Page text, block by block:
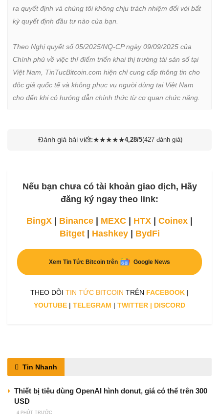
ra quyết định và chúng tôi không chịu trách nhiệm đối với bất
kỳ quyết định đầu tư nào của bạn.
Theo Nghị quyết số 05/2025/NQ-CP ngày 09/09/2025 của
Chính phủ về việc thí điểm triển khai thị trường tài sản số tại
Việt Nam, TinTucBitcoin.com hiện chỉ cung cấp thông tin cho
độc giả quốc tế và không phục vụ người dùng tại Việt Nam
cho đến khi có hướng dẫn chính thức từ cơ quan chức năng.
Đánh giá bài viết:★★★★★4,28/5(427 đánh giá)
Nếu bạn chưa có tài khoản giao dịch, Hãy
đăng ký ngay theo link:
BingX | Binance | MEXC | HTX | Coinex |
Bitget| Hashkey| BydFi
Xem Tin Tức Bitcoin trên Google News
THEO DÕI TIN TỨC BITCOIN TRÊN FACEBOOK |
YOUTUBE | TELEGRAM | TWITTER | DISCORD
Tin Nhanh
Thiết bị tiêu dùng OpenAI hình donut, giá có thể trên 300
USD
4 PHÚT TRƯỚC